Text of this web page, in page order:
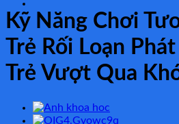
Kỹ Năng Chơi
Trẻ Rối Loạn
Trẻ Vượt Qua